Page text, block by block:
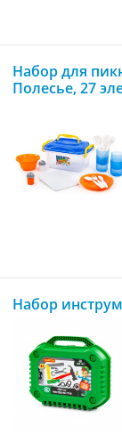
Набор для
Полесье, 27
Набор